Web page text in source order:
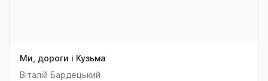
Ми, дороги і Кузьма
Віталій Бардецький